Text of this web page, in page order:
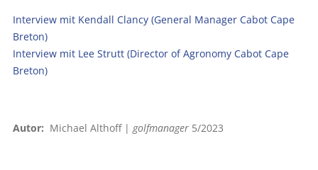
Interview mit Kendall Clancy (General Manager Cabot Cape
Breton)
Interview mit Lee Strutt (Director of Agronomy Cabot Cape
Breton)
Autor: Michael Althoff | golfmanager5/2023